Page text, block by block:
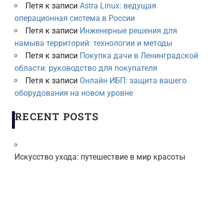
Петя к записи Astra Linux: ведущая
операционная система в России
Петя к записи Инженерные решения для
намыва территорий: технологии и методы
Петя к записи Покупка дачи в Ленинградской
области: руководство для покупателя
Петя к записи Онлайн ИБП: защита вашего
оборудования на новом уровне
RECENT POSTS
Искусство ухода: путешествие в мир красоты